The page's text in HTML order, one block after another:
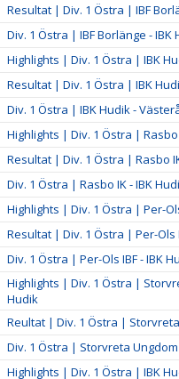
Resultat | Div. 1 Östra | IBF
Div. 1 Östra | IBF Borlänge - IBK
Highlights | Div. 1 Östra | IBK
Resultat | Div. 1 Östra | IBK
Div. 1 Östra | IBK Hudik -
Highlights | Div. 1 Östra | Rasbo
Resultat | Div. 1 Östra | Rasbo
Div. 1 Östra | Rasbo IK - IBK
Highlights | Div. 1 Östra | Per-
Resultat | Div. 1 Östra | Per-Ols
Div. 1 Östra | Per-Ols IBF - IBK
Highlights | Div. 1 Östra |
Hudik
Reultat | Div. 1 Östra | Storvreta
Div. 1 Östra | Storvreta Ungdom
Highlights | Div. 1 Östra | IBK